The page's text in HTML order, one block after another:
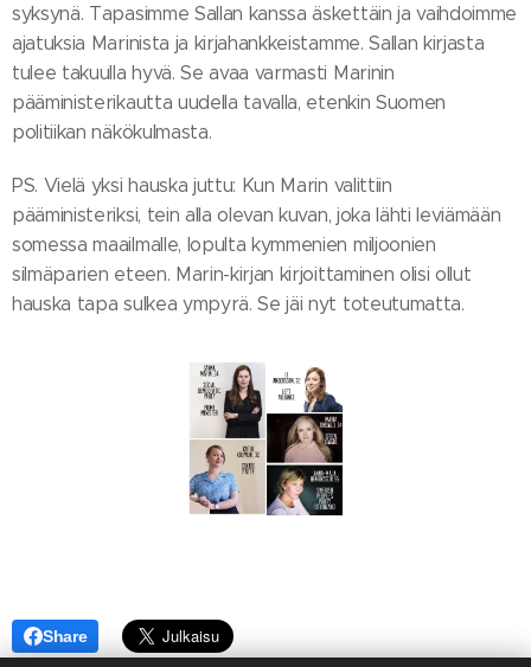
syksynä. Tapasimme Sallan kanssa äskettäin ja vaihdoimme
ajatuksia Marinista ja kirjahankkeistamme. Sallan kirjasta
tulee takuulla hyvä. Se avaa varmasti Marinin
pääministerikautta uudella tavalla, etenkin Suomen
politiikan näkökulmasta.
PS. Vielä yksi hauska juttu: Kun Marin valittiin
pääministeriksi, tein alla olevan kuvan, joka lähti leviämään
somessa maailmalle, lopulta kymmenien miljoonien
silmäparien eteen. Marin-kirjan kirjoittaminen olisi ollut
hauska tapa sulkea ympyrä. Se jäi nyt toteutumatta.
Share